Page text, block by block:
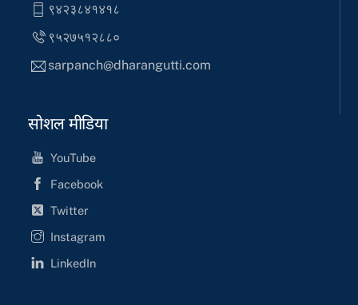
९४२३८४१४१८
९५२७५१२८८०
sarpanch@dharangutti.com
सोशल मीडिया
YouTube
Facebook
Twitter
Instagram
LinkedIn